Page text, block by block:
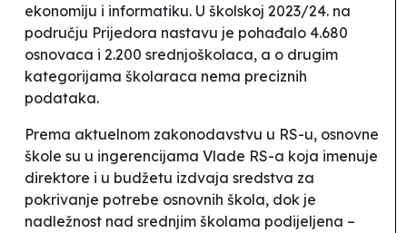
ekonomiju i informatiku. U školskoj 2023/24. na
području Prijedora nastavu je pohađalo 4.680
osnovaca i 2.200 srednjoškolaca, a o drugim
kategorijama školaraca nema preciznih
podataka.
Prema aktuelnom zakonodavstvu u RS-u, osnovne
škole su u ingerencijama Vlade RS-a koja imenuje
direktore i u budžetu izdvaja sredstva za
pokrivanje potrebe osnovnih škola, dok je
nadležnost nad srednjim školama podijeljena –